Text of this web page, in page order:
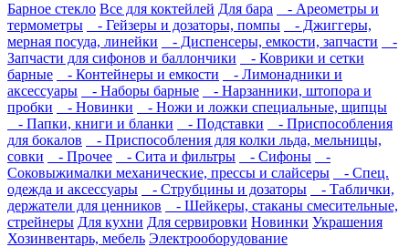
Барное стекло Все для коктейлей Для бара
- Ареометры и
термометры
- Гейзеры и дозаторы, помпы
- Джиггеры,
мерная посуда, линейки
- Диспенсеры, емкости, запчасти
-
Запчасти для сифонов и баллончики
- Коврики и сетки
барные
- Контейнеры и емкости
- Лимонадники и
аксессуары
- Наборы барные
- Нарзанники, штопора и
пробки
- Новинки
- Ножи и ложки специальные, щипцы
- Папки, книги и бланки
- Подставки
- Приспособления
для бокалов
- Приспособления для колки льда, мельницы,
совки
- Прочее - Сита и фильтры - Сифоны
-
Соковыжималки механические, прессы и слайсеры
- Спец.
одежда и аксессуары
- Струбцины и дозаторы
- Таблички,
держатели для ценников
- Шейкеры, стаканы смесительные,
стрейнеры Для кухни Для сервировки Новинки Украшения
Хозинвентарь, мебель Электрооборудование